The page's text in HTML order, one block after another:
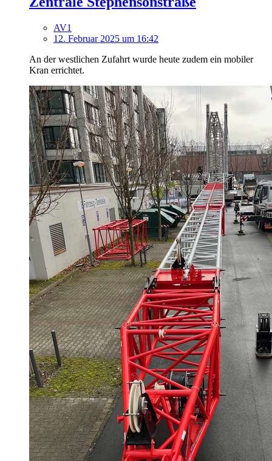
AV1
12. Februar 2025 um 16:42
An der westlichen Zufahrt wurde heute zudem ein mobiler
Kran errichtet.